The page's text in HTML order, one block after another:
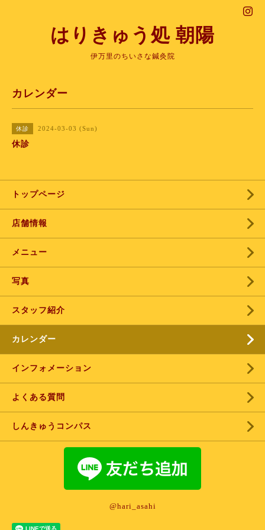
はりきゅう処 朝陽
伊万里のちいさな鍼灸院
カレンダー
休診 2024-03-03 (Sun)
休診
トップページ
店舗情報
メニュー
写真
スタッフ紹介
カレンダー
インフォメーション
よくある質問
しんきゅうコンパス
@hari_asahi